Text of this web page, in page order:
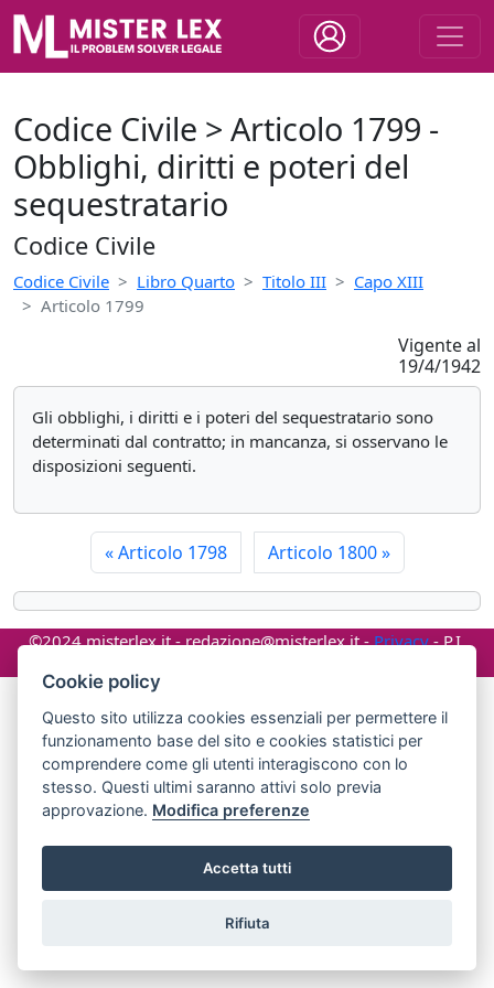
Codice Civile > Articolo 1799 -
Obblighi, diritti e poteri del
sequestratario
Codice Civile
Codice Civile Libro Quarto Titolo III
Capo XIII
Articolo 1799
Vigente al
19/4/1942
Gli obblighi, i diritti e i poteri del sequestratario sono
determinati dal contratto; in mancanza, si osservano le
disposizioni seguenti.
«Articolo 1798 Articolo 1800»
©2024 misterlex.it -redazione@misterlex.it-Privacy- P.I.
Cookie policy
Questo sito utilizza cookies essenziali per permettere il
funzionamento base del sito e cookies statistici per
comprendere come gli utenti interagiscono con lo
stesso. Questi ultimi saranno attivi solo previa
approvazione. Modifica preferenze
Accetta tutti
Rifiuta